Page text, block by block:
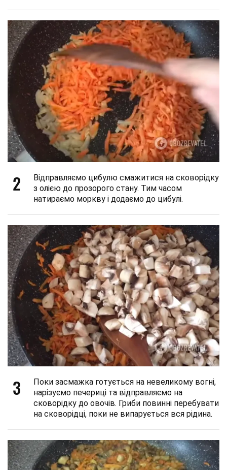
2
Відправляємо цибулю смажитися на сковорідку
з олією до прозорого стану. Тим часом
натираємо моркву і додаємо до цибулі.
3
Поки засмажка готується на невеликому вогні,
нарізуємо печериці та відправляємо на
сковорідку до овочів. Гриби повинні перебувати
на сковорідці, поки не випарується вся рідина.